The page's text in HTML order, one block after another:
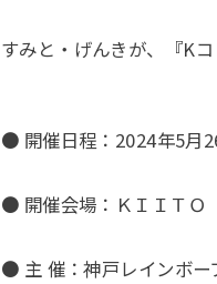
すみと・げんきが、『K
● 開催日程：2024年5月
● 開催会場：ＫＩＩＴＯ
● 主 催：神戸レインボー